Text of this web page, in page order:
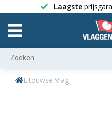
Laagste
Litouwse Vlag